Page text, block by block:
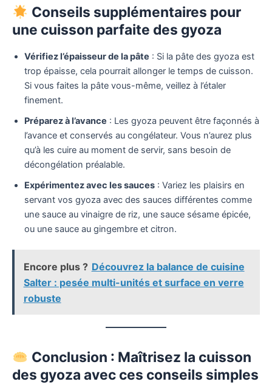
Conseils supplémentaires pour
une cuisson parfaite des gyoza
Vérifiez l’épaisseur de la pâte : Si la pâte des gyoza est
trop épaisse, cela pourrait allonger le temps de cuisson.
Si vous faites la pâte vous-même, veillez à l’étaler
finement.
Préparez à l’avance : Les gyoza peuvent être façonnés à
l’avance et conservés au congélateur. Vous n’aurez plus
qu’à les cuire au moment de servir, sans besoin de
décongélation préalable.
Expérimentez avec les sauces : Variez les plaisirs en
servant vos gyoza avec des sauces différentes comme
une sauce au vinaigre de riz, une sauce sésame épicée,
ou une sauce au gingembre et citron.
Encore plus ? Découvrez la balance de cuisine
Salter : pesée multi-unités et surface en verre
robuste
Conclusion : Maîtrisez la cuisson
des gyoza avec ces conseils simples